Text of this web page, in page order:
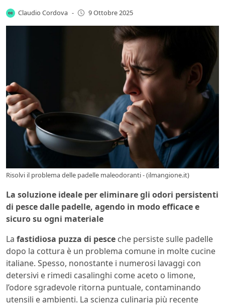
Claudio Cordova - 9 Ottobre 2025
Risolvi il problema delle padelle maleodoranti - (ilmangione.it)
La soluzione ideale per eliminare gli odori persistenti
di pesce dalle padelle, agendo in modo efficace e
sicuro su ogni materiale
La fastidiosa puzza di pesce che persiste sulle padelle
dopo la cottura è un problema comune in molte cucine
italiane. Spesso, nonostante i numerosi lavaggi con
detersivi e rimedi casalinghi come aceto o limone,
l’odore sgradevole ritorna puntuale, contaminando
utensili e ambienti. La scienza culinaria più recente